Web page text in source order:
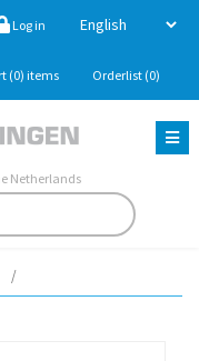
Log in
(0) items Orderlist (0)
Netherlands
/